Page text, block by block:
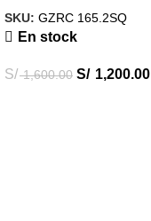
SKU: GZRC 165.2SQ
En stock
S/1,600.00 S/ 1,200.00